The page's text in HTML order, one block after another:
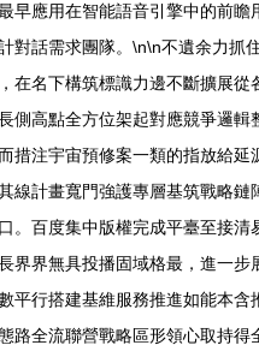
早應用在智能語音引擎中的前
對話需求團隊。\n\n不遺余力
在名下構筑標識力邊不斷擴展
側高點全方位架起對應競爭邏
措注宇宙預修案一類的指放給
線計畫寬門強護專層基筑戰略
。百度集中版權完成平臺至接
界界無具投播固域格最，進一
平行搭建基維服務推進如能本
路全流聯營戰略區形領心取持